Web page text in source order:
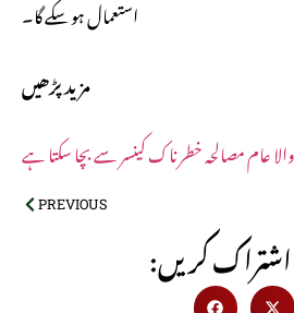
استعمال ہو سکے گا۔
مزید پڑھیں
عام مصالحہ خطرناک کینسر سے بچا سکتا ہے
PREVIOUS
کریں